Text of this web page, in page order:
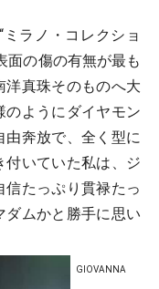
ラノ・コレクショ
面の傷の有無が最も
洋真珠そのものへ大
のようにダイヤモン
由奔放で、全く型に
付いていた私は、ジ
信たっぷり貫禄たっ
ダムかと勝手に思い
GIOVANNA